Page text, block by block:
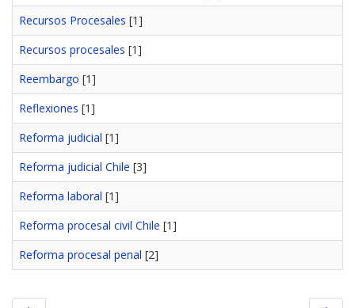
Recursos Procesales [1]
Recursos procesales [1]
Reembargo [1]
Reflexiones [1]
Reforma judicial [1]
Reforma judicial Chile [3]
Reforma laboral [1]
Reforma procesal civil Chile [1]
Reforma procesal penal [2]